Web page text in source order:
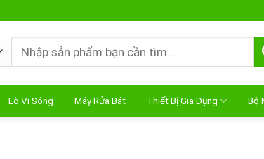
Tìm
kiếm:
Lò Vi Sóng Máy Rửa Bát Thiết Bị Gia Dụng Bộ